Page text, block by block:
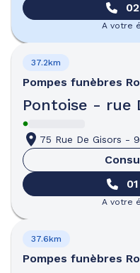
A votre
Pompes funèbres
Pontoise - rue
37.2km
75 Rue De Gisors -
A votre
Pompes funèbres
37.6km